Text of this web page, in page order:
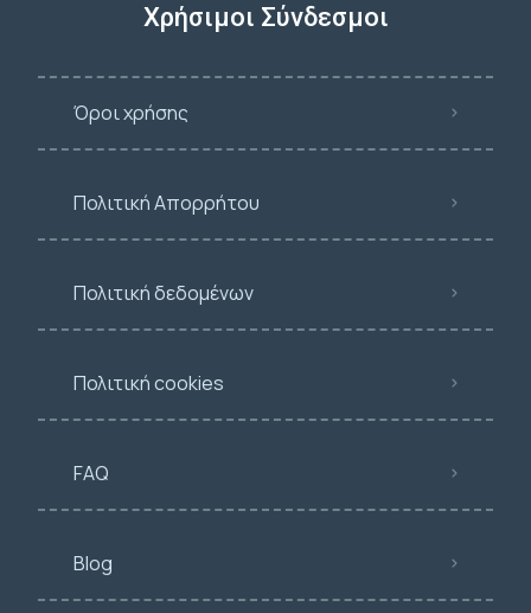
Χρήσιμοι Σύνδεσμοι
Όροι χρήσης
Πολιτική Απορρήτου
Πολιτική δεδομένων
Πολιτική cookies
FAQ
Blog